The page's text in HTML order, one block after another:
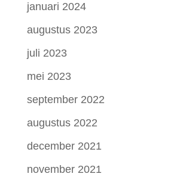
januari 2024
augustus 2023
juli 2023
mei 2023
september 2022
augustus 2022
december 2021
november 2021